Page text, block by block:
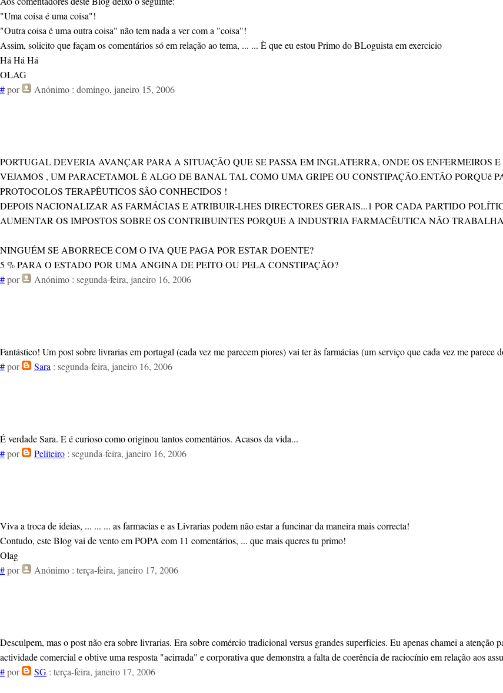
"Uma coisa é uma coisa"!
"Outra coisa é uma outra coisa" não tem nada a ver com a "coisa"!
Assim, solicito que façam os comentários só em relação ao tema, ... ... È que eu estou Primo do BLoguista em exercicio
Há Há Há
OLAG
#por Anónimo : domingo, janeiro 15, 2006
PORTUGAL DEVERIA AVANÇAR PARA A SITUAÇÃO QUE SE PASSA EM INGLATERRA, ONDE OS ENFERMEIROS
VEJAMOS , UM PARACETAMOL É ALGO DE BANAL TAL COMO UMA GRIPE OU CONSTIPAÇÃO.ENTÃO PORQUê
PROTOCOLOS TERAPÊUTICOS SÃO CONHECIDOS !
DEPOIS NACIONALIZAR AS FARMÁCIAS E ATRIBUIR-LHES DIRECTORES GERAIS...1 POR CADA PARTIDO
AUMENTAR OS IMPOSTOS SOBRE OS CONTRIBUINTES PORQUE A INDUSTRIA FARMACÊUTICA NÃO
NINGUÉM SE ABORRECE COM O IVA QUE PAGA POR ESTAR DOENTE?
5 % PARA O ESTADO POR UMA ANGINA DE PEITO OU PELA CONSTIPAÇÃO?
#por Anónimo : segunda-feira, janeiro 16, 2006
Fantástico! Um post sobre livrarias em portugal (cada vez me parecem piores) vai ter às farmácias (um serviço que cada vez me
#por Sara : segunda-feira, janeiro 16, 2006
É verdade Sara. E é curioso como originou tantos comentários. Acasos da vida...
#por Peliteiro : segunda-feira, janeiro 16, 2006
Viva a troca de ideias, ... ... ... as farmacias e as Livrarias podem não estar a funcinar da maneira mais correcta!
Contudo, este Blog vai de vento em POPA com 11 comentários, ... que mais queres tu primo!
Olag
#por Anónimo : terça-feira, janeiro 17, 2006
Desculpem, mas o post não era sobre livrarias. Era sobre comércio tradicional versus grandes superfícies. Eu apenas chamei a atenção
actividade comercial e obtive uma resposta "acirrada" e corporativa que demonstra a falta de coerência de raciocínio em relação aos
#por SG : terça-feira, janeiro 17, 2006